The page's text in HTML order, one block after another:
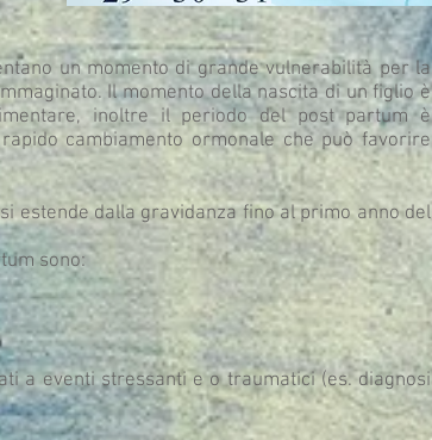
un momento di grande vulnerabilità per la
Il momento della nascita di un figlio è
inoltre il periodo del post partum è
cambiamento ormonale che può favorire
estende dalla gravidanza fino al primo anno del
sono:
a eventi stressanti e o traumatici (es. diagnosi